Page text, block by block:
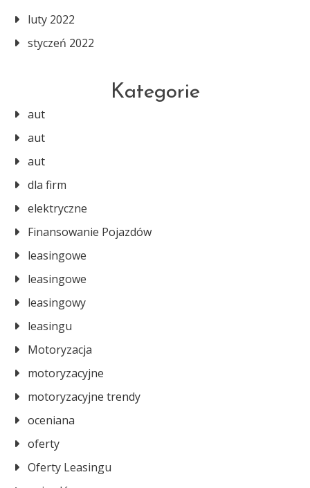
luty 2022
styczeń 2022
Kategorie
aut
aut
aut
dla firm
elektryczne
Finansowanie Pojazdów
leasingowe
leasingowe
leasingowy
leasingu
Motoryzacja
motoryzacyjne
motoryzacyjne trendy
oceniana
oferty
Oferty Leasingu